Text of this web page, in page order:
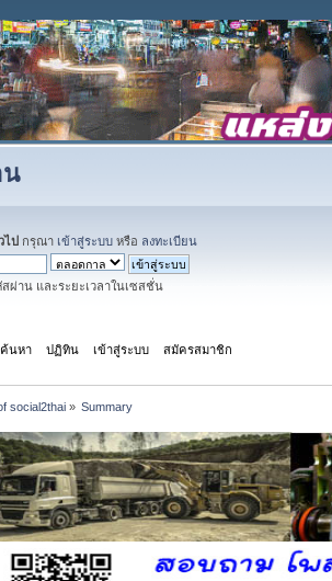
น
ป กรุณา เข้าสู่ระบบ หรือ ลงทะเบียน
ผ่าน และระยะเวลาในเซสชั่น
ค้นหา ปฏิทิน เข้าสู่ระบบ สมัครสมาชิก
social2thai» Summary